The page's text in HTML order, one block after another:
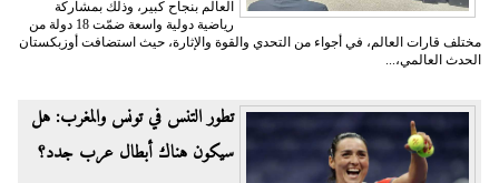
العالم بنجاح كبير، وذلك بمشاركة
رياضية دولية واسعة ضمّت 18 دولة من
مختلف قارات العالم، في أجواء من التحدي والقوة والإثارة، حيث استضافت أوزبكستان
الحدث العالمي،...
تطور التنس في تونس والمغرب: هل
سيكون هناك أبطال عرب جدد؟